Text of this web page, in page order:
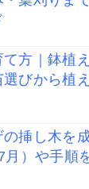
方｜鉢植
選びから植
の挿し木を
7月）や手順